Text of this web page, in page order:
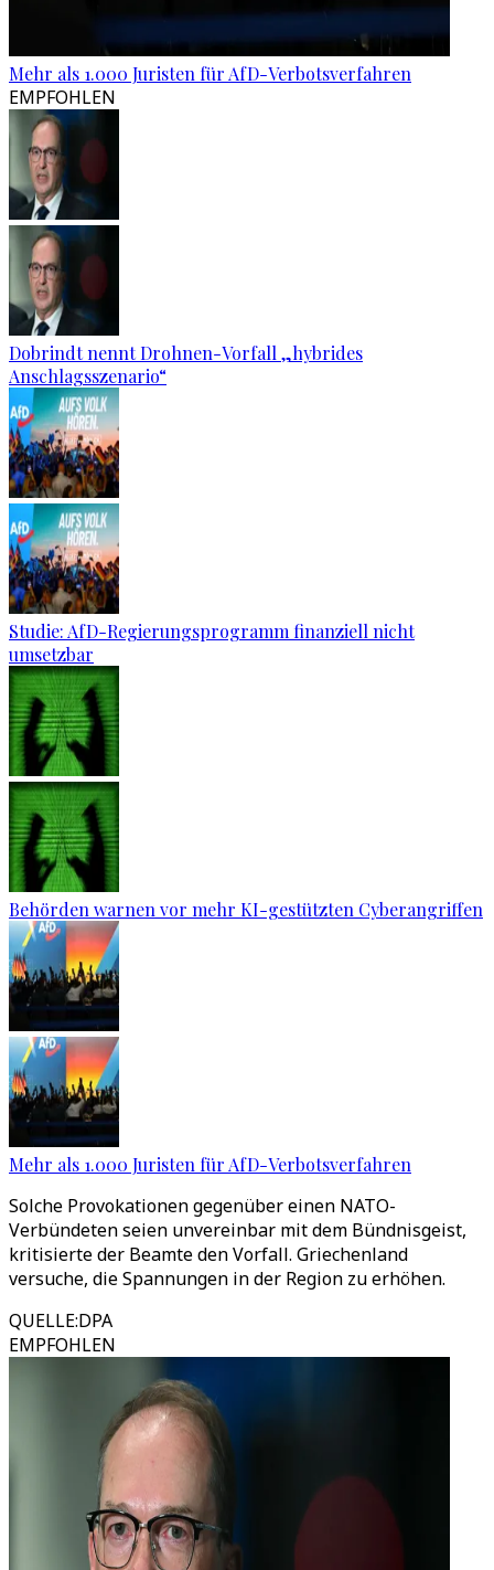
Mehr als 1.000 Juristen für AfD-Verbotsverfahren
EMPFOHLEN
Dobrindt nennt Drohnen-Vorfall „hybrides
Anschlagsszenario“
Studie: AfD-Regierungsprogramm finanziell nicht
umsetzbar
Behörden warnen vor mehr KI-gestützten Cyberangriffen
Mehr als 1.000 Juristen für AfD-Verbotsverfahren
Solche Provokationen gegenüber einen NATO-
Verbündeten seien unvereinbar mit dem Bündnisgeist,
kritisierte der Beamte den Vorfall. Griechenland
versuche, die Spannungen in der Region zu erhöhen.
QUELLE:DPA
EMPFOHLEN